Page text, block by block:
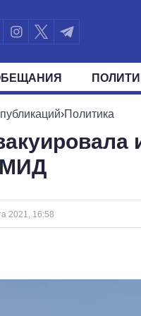
ПОЛИТИКИ ПРЕЗИДЕНТ И
›Политика
МИД
2021, 16:58